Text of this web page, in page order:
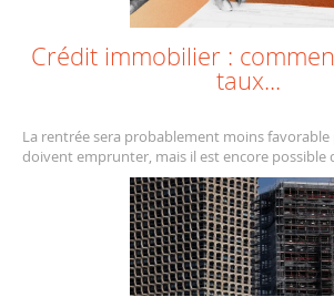
Crédit immobilier :
taux...
La rentrée sera probablement moins
doivent emprunter, mais il est encore possible